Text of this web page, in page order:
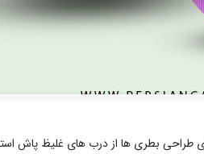
طراحی بطری ها از درب های غلیظ پاش